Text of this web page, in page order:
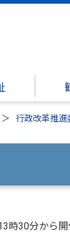
行政改革推進
時30分から